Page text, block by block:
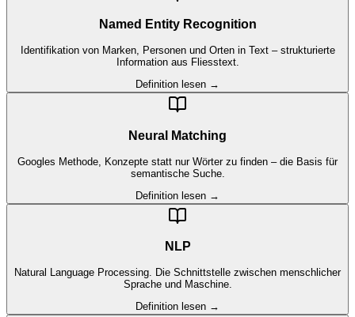
Named Entity Recognition
Identifikation von Marken, Personen und Orten in Text – strukturierte
Information aus Fliesstext.
Definition lesen →
Neural Matching
Googles Methode, Konzepte statt nur Wörter zu finden – die Basis für
semantische Suche.
Definition lesen →
NLP
Natural Language Processing. Die Schnittstelle zwischen menschlicher
Sprache und Maschine.
Definition lesen →